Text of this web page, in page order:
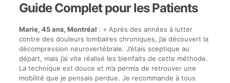
Guide Complet pour les Patients
Marie, 45 ans, Montréal : « Après des années à lutter
contre des douleurs lombaires chroniques, j’ai découvert la
décompression neurovertébrale. J’étais sceptique au
départ, mais j’ai vite réalisé les bienfaits de cette méthode.
La technique est douce et m’a permis de retrouver une
mobilité que je pensais perdue. Je recommande à tous